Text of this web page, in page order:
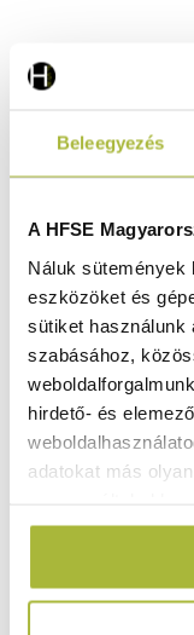
Beleegyezés
A HFSE
Náluk sütemények
eszközöket és
sütiket használunk
szabásához,
hirdető- és
adatokat más
Kalapos
mosogatószer